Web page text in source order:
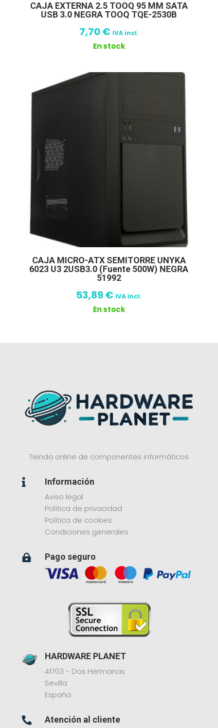
CAJA EXTERNA 2.5 TOOQ 95 MM SATA
USB 3.0 NEGRA TOOQ TQE-2530B
7,70€ IVA incl.
En stock
CAJA MICRO-ATX SEMITORRE UNYKA
6023 U3 2USB3.0 (Fuente 500W) NEGRA
51992
53,89€ IVA incl.
En stock
Tienda online de componentes informáticos

Información
Aviso legal
Política de privacidad
Política de cookies
Condiciones generales
 Pago seguro
HARDWARE PLANET
41703 - Dos Hermanas
Sevilla
España
 Atención al cliente